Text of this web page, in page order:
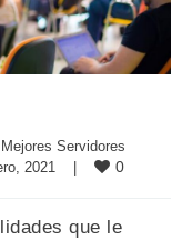
Mejores Servidores
2021 0
que le